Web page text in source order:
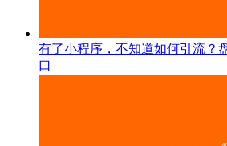
有了小程序，不知道如何引流？
口